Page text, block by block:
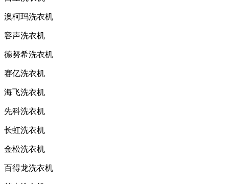
澳柯玛洗衣机
容声洗衣机
德努希洗衣机
赛亿洗衣机
海飞洗衣机
先科洗衣机
长虹洗衣机
金松洗衣机
百得龙洗衣机